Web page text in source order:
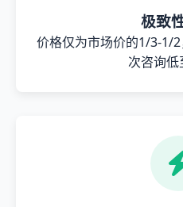
极致
价格仅为市场价的1/3-1/
次咨询